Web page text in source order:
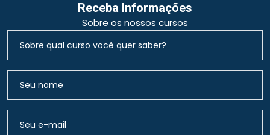
Receba Informações
Sobre os nossos cursos